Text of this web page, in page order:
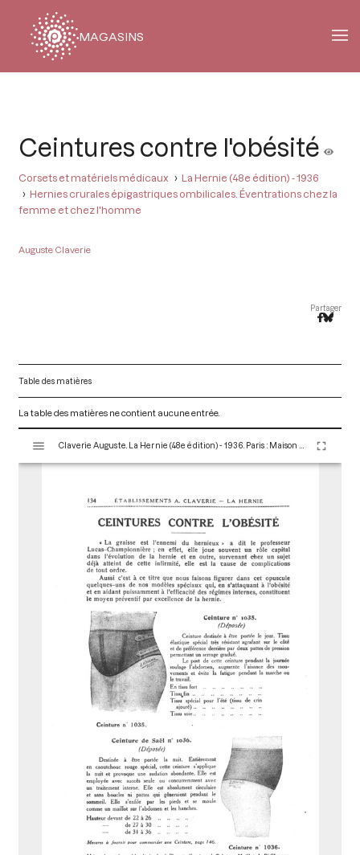
MAGASINS
Ceintures contre l'obésité
Corsets et matériels médicaux
La Hernie (48e édition) - 1936
Hernies crurales épigastriques ombilicales. Éventrations chez la
femme et chez l'homme
Auguste Claverie
Partager
Table des matières
La table des matières ne contient aucune entrée.
s